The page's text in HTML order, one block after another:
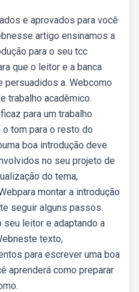
e aprovados para você
artigo ensinamos a
para o seu tcc
que o leitor e a banca
a. Webcomo
trabalho acadêmico.
para um trabalho
tom para o resto do
boa introdução deve
no seu projeto de
do tema,
montar a introdução
seguir alguns passos.
leitor e adaptando a
texto,
para escrever uma boa
aprenderá como preparar